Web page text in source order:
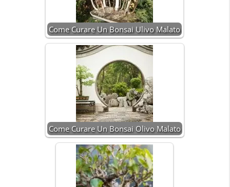
Come Curare Un Bonsai Ulivo Malato
Come Curare Un Bonsai Olivo Malato